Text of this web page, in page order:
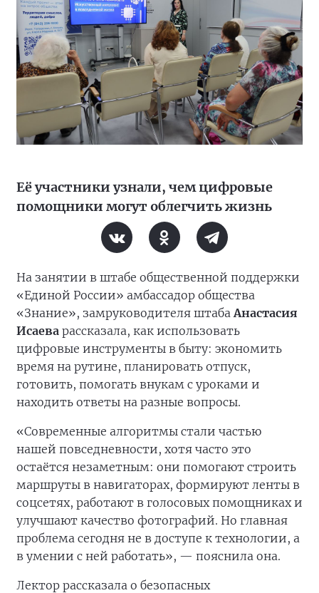
Её участники узнали, чем цифровые
помощники могут облегчить жизнь
На занятии в штабе общественной поддержки
«Единой России» амбассадор общества
«Знание», замруководителя штабаАнастасия
Исаева рассказала, как использовать
цифровые инструменты в быту: экономить
время на рутине, планировать отпуск,
готовить, помогать внукам с уроками и
находить ответы на разные вопросы.
«Современные алгоритмы стали частью
нашей повседневности, хотя часто это
остаётся незаметным: они помогают строить
маршруты в навигаторах, формируют ленты в
соцсетях, работают в голосовых помощниках и
улучшают качество фотографий. Но главная
проблема сегодня не в доступе к технологии, а
в умении с ней работать», — пояснила она.
Лектор рассказала о безопасных